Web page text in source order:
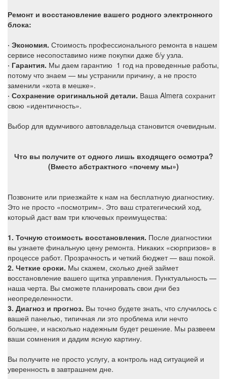
Ремонт и восстановление вашего родного электронного
блока:
· Экономия. Стоимость профессионального ремонта в нашем
сервисе несопоставимо ниже покупки даже б/у узла.
· Гарантия. Мы даем гарантию 1 год на проведенные работы,
потому что знаем — мы устранили причину, а не просто
заменили «кота в мешке».
· Сохранение оригинальной детали. Ваша Almera сохранит
свою «идентичность».
Выбор для вдумчивого автовладельца становится очевидным.
Что вы получите от одного лишь входящего осмотра?
(Вместо абстрактного «почему мы»)
Позвоните или приезжайте к нам на бесплатную диагностику.
Это не просто «посмотрим». Это ваш стратегический ход,
который даст вам три ключевых преимущества:
1. Точную стоимость восстановления. После диагностики
вы узнаете финальную цену ремонта. Никаких «сюрпризов» в
процессе работ. Прозрачность и четкий бюджет — ваш покой.
2. Четкие сроки. Мы скажем, сколько дней займет
восстановление вашего щитка управления. Пунктуальность —
наша черта. Вы сможете планировать свои дни без
неопределенности.
3. Диагноз и прогноз. Вы точно будете знать, что случилось с
вашей панелью, типичная ли это проблема или нечто
большее, и насколько надежным будет решение. Мы развеем
ваши сомнения и дадим ясную картину.
Вы получите не просто услугу, а контроль над ситуацией и
уверенность в завтрашнем дне.